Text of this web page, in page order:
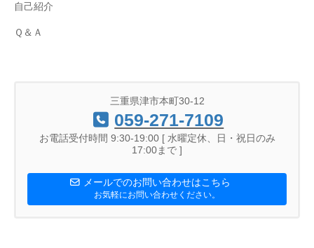
自己紹介
Ｑ＆Ａ
三重県津市本町30-12
059-271-7109
お電話受付時間 9:30-19:00 [ 水曜定休、日・祝日のみ
17:00まで ]
メールでのお問い合わせはこちら
お気軽にお問い合わせください。